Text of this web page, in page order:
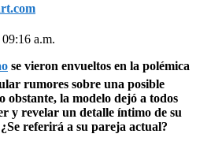
a.m.
se vieron envueltos en la polémica
rumores sobre una posible
la modelo dejó a todos
y revelar un detalle íntimo de su
referirá a su pareja actual?